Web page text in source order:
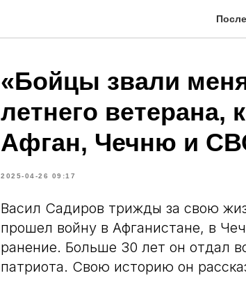
«Бойцы звали
летнего
Афган, Чечню и
2025-04-26 09:17
Васил Садиров трижды за свою
прошел войну в Афганистане, в
ранение. Больше 30 лет он отдал
патриота. Свою историю он